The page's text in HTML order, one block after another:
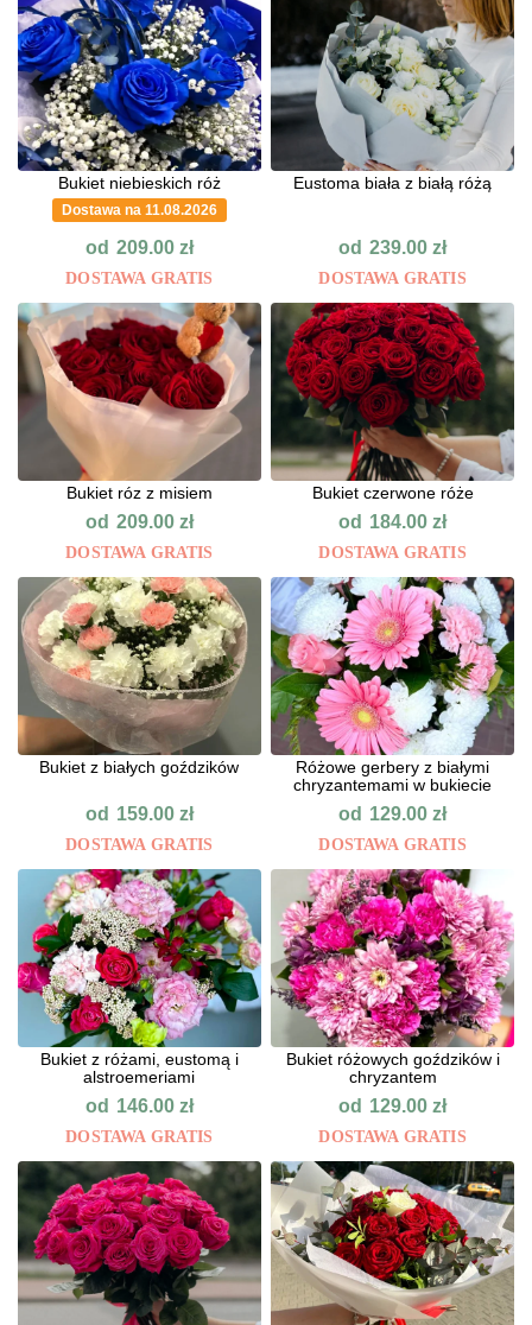
Bukiet niebieskich róż
Dostawa na 11.08.2026
od 209.00 zł
DOSTAWA GRATIS
Eustoma biała z białą różą
od 239.00zł
DOSTAWA GRATIS
Bukiet róz z misiem
od 209.00 zł
DOSTAWA GRATIS
Bukiet czerwone róże
od 184.00zł
DOSTAWA GRATIS
Bukiet z białych goździków
od 159.00 zł
DOSTAWA GRATIS
Różowe gerbery z białymi
chryzantemami w bukiecie
od 129.00zł
DOSTAWA GRATIS
Bukiet z różami, eustomą i
alstroemeriami
od 146.00 zł
DOSTAWA GRATIS
Bukiet różowych goździków i
chryzantem
od 129.00zł
DOSTAWA GRATIS